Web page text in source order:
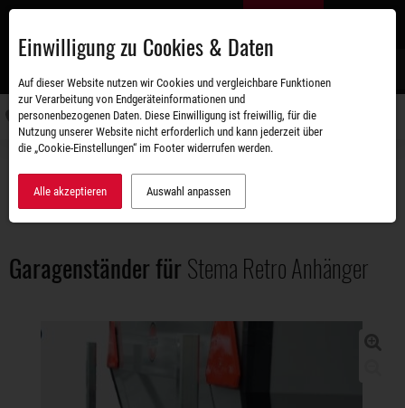
Zum
Garagenständer für Stema Retro Anhänger
Garagenständer für Stema Retro Anhänger
Einwilligung zu Cookies & Daten
Auf dieser Website nutzen wir Cookies und vergleichbare Funktionen
zur Verarbeitung von Endgeräteinformationen und
personenbezogenen Daten. Diese Einwilligung ist freiwillig, für die
Nutzung unserer Website nicht erforderlich und kann jederzeit über
die „Cookie-Einstellungen“ im Footer widerrufen werden.
Alle akzeptieren Auswahl anpassen